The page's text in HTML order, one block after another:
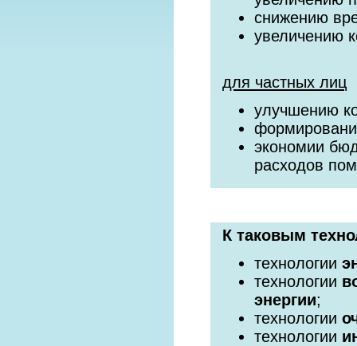
снижению
увеличению
для частных лиц
улучшению
экономии
расходов
К таковым
технологии
технологии
энергии;
технологии
технологии